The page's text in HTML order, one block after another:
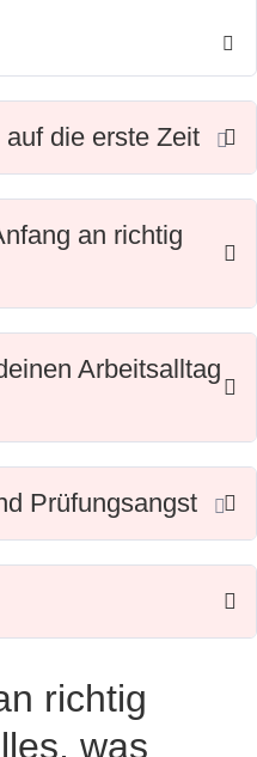
die erste Zeit
an richtig
Arbeitsalltag
Prüfungsangst
richtig
was